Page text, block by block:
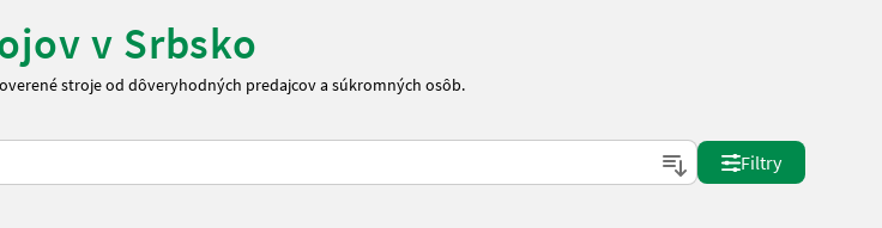
v Srbsko
stroje od dôveryhodných predajcov a súkromných osôb.
Filtry